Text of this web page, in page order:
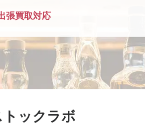
張買取対応
ックラボ